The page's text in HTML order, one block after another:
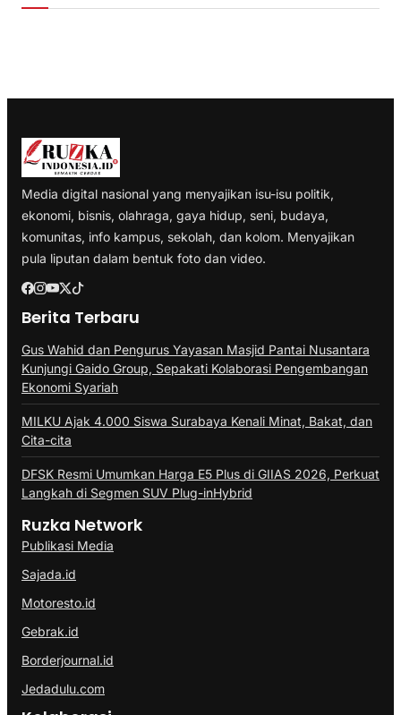
Media digital nasional yang menyajikan isu-isu politik,
ekonomi, bisnis, olahraga, gaya hidup, seni, budaya,
komunitas, info kampus, sekolah, dan kolom. Menyajikan
pula liputan dalam bentuk foto dan video.
Berita Terbaru
Gus Wahid dan Pengurus Yayasan Masjid Pantai Nusantara
Kunjungi Gaido Group, Sepakati Kolaborasi Pengembangan
Ekonomi Syariah
MILKU Ajak 4.000 Siswa Surabaya Kenali Minat, Bakat, dan
Cita-cita
DFSK Resmi Umumkan Harga E5 Plus di GIIAS 2026, Perkuat
Langkah di Segmen SUV Plug-inHybrid
Ruzka Network
Publikasi Media
Sajada.id
Motoresto.id
Gebrak.id
Borderjournal.id
Jedadulu.com